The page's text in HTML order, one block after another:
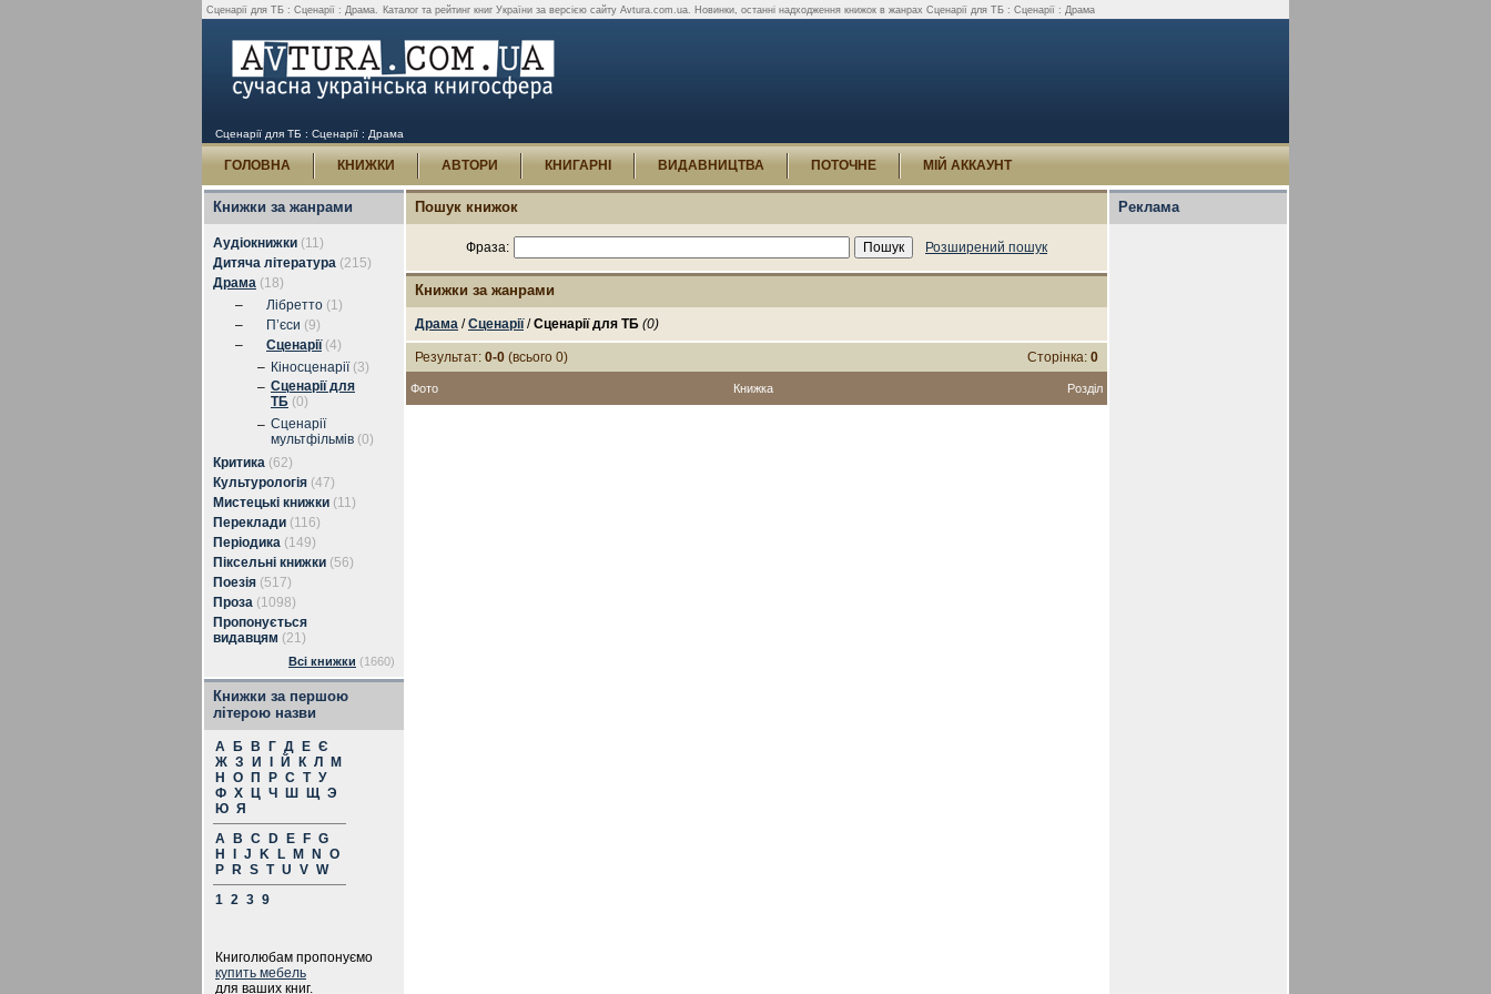
Сценарії для ТБ : Сценарії : Драма. Каталог та рейтинг книг України за версією сайту Avtura.com.ua. Новинки, останні надходження книжок в жанрах Сценарії для ТБ : Сценарії : Драма
Сценарії для ТБ : Сценарії : Драма
ГОЛОВНА КНИЖКИ АВТОРИ КНИГАРНІ ВИДАВНИЦТВА ПОТОЧНЕ МІЙ АККАУНТ
Книжки за жанрами
Аудіокнижки (11)
Дитяча література (215)
Драма (18)
–
Лібретто (1)
–
П’єси (9)
–
Сценарії (4)
– Кіносценарії (3)
– Сценарії для
ТБ (0)
– Сценарії
мультфільмів (0)
Критика (62)
Культурологія (47)
Мистецькі книжки (11)
Переклади (116)
Періодика (149)
Піксельні книжки (56)
Поезія (517)
Проза (1098)
Пропонується
видавцям (21)
Всі книжки (1660)
Книжки за першою
літерою назви
А Б В Г Д Е Є
Ж З И Й К Л
М
Н
О П Р С Т У
Ф Х Ц Ч Ш Щ Э
Ю Я
A
B C D E F G
H
J K L M N
O
P
R S T U V W
1 2 3 9
Книголюбам пропонуємо
купить мебель
для ваших книг.
Пошук книжок
Фраза: Розширений пошук
Книжки за жанрами
Драма /Сценарії/Сценарії для ТБ (0)
Результат: 0-0 (всього 0) Сторінка: 0
Фото Книжка Розділ
Реклама